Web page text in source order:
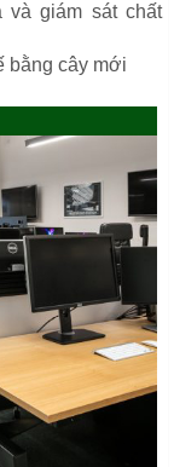
và giám sát chất
bằng cây mới